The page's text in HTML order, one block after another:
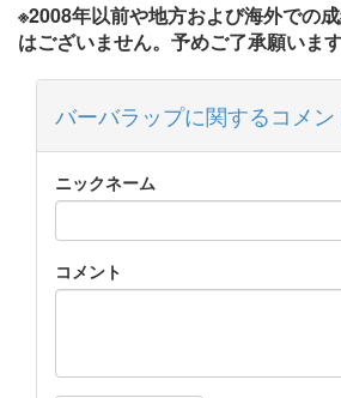
※2008年以前や地方および海外での
はございません。予めご了承願います
バーバラップに関するコメ
ニックネーム
コメント